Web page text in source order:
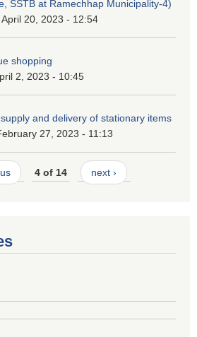
SSTB at Ramechhap Municipality-4)
20, 2023 - 12:54
shopping
2, 2023 - 10:45
and delivery of stationary items
27, 2023 - 11:13
4 of 14 next ›